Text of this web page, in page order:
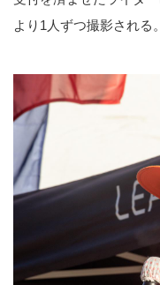
より1人ずつ撮影される。